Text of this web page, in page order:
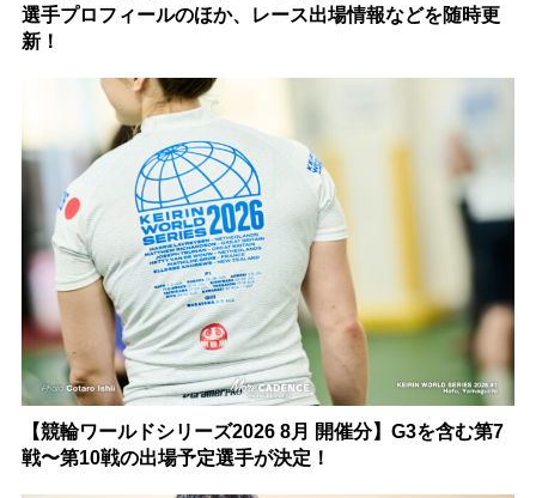
選手プロフィールのほか、レース出場情報などを随時更
新！
【競輪ワールドシリーズ2026 8月 開催分】G3を含む第7
戦〜第10戦の出場予定選手が決定！